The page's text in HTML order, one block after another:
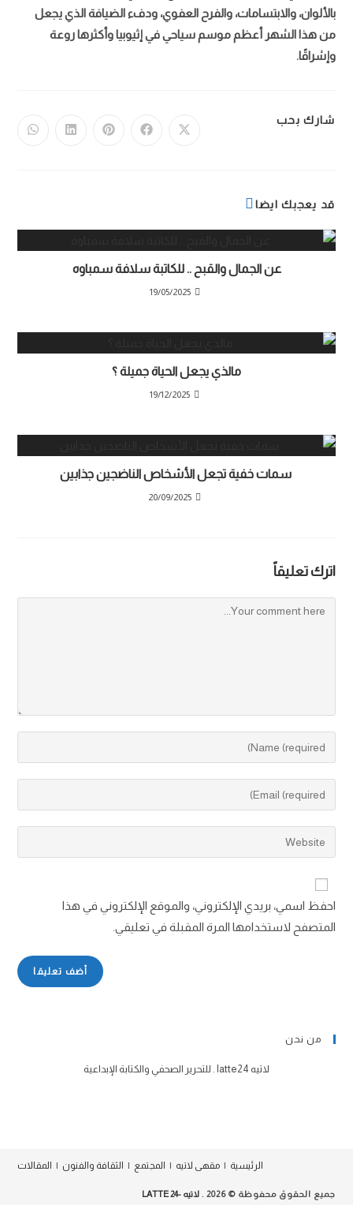
بالألوان، والابتسامات، والفرح العفوي، ودفء الضيافة الذي يجعل
من هذا الشهر أعظم موسم سياحي في إثيوبيا وأكثرها روعة
وإشراقًا.
شارك بحب
قد يعجبك ايضا
عن الجمال والقبح .. للكاتبة سلافة سمباوه
19/05/2025
مالذي يجعل الحياة جميلة ؟
19/12/2025
سمات خفية تجعل الأشخاص الناضجين جذابين
20/09/2025
اترك تعليقاً
احفظ اسمي، بريدي الإلكتروني، والموقع الإلكتروني في هذا
المتصفح لاستخدامها المرة المقبلة في تعليقي.
من نحن
لاتيه latte24 . للتحرير الصحفي والكتابة الإبداعية
الرئيسية مقهى لاتيه المجتمع الثقافة والفنون المقالات
جميع الحقوق محفوظة © 2026 . لاتيه -24 LATTE